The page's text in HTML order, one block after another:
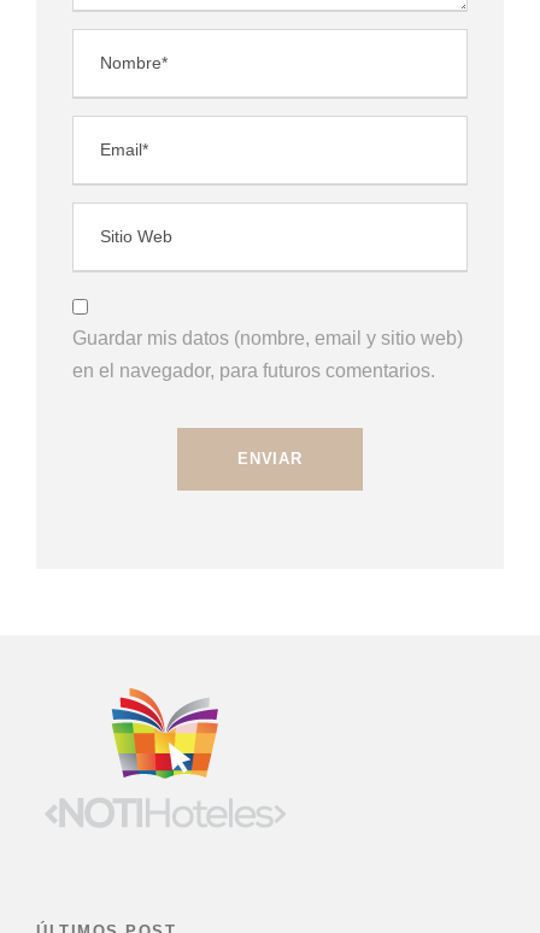
Guardar mis datos (nombre, email y sitio web)
en el navegador, para futuros comentarios.